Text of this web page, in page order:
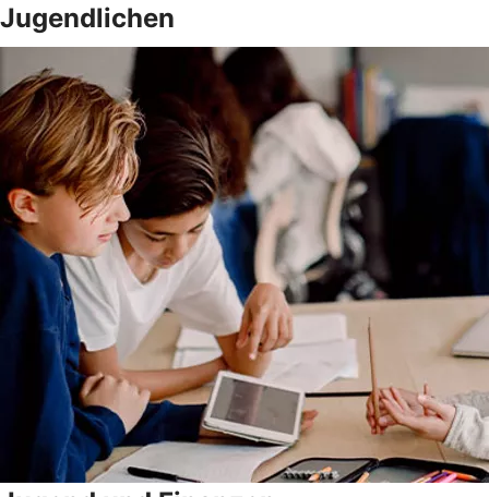
Jugendlichen